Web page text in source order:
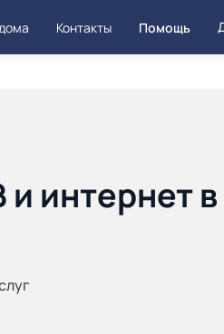
Контакты Помощь
интернет в